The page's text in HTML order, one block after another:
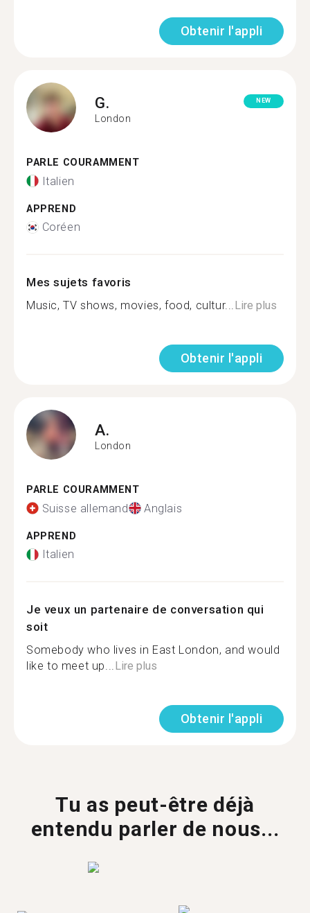
Obtenir l'appli
G.
London
NEW
PARLE COURAMMENT
Italien
APPREND
Coréen
Mes sujets favoris
Music, TV shows, movies, food, cultur...Lire plus
Obtenir l'appli
A.
London
PARLE COURAMMENT
Suisse allemand Anglais
APPREND
Italien
Je veux un partenaire de conversation qui
soit
Somebody who lives in East London, and would
like to meet up...Lire plus
Obtenir l'appli
Tu as peut-être déjà
entendu parler de nous...